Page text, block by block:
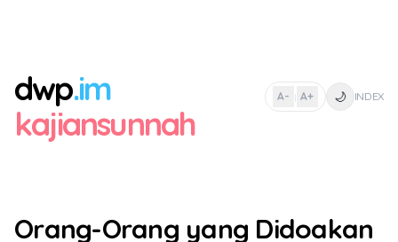
dwp.im
kajiansunnah
A- | A+ 🌙 INDEX
Orang-Orang yang Didoakan